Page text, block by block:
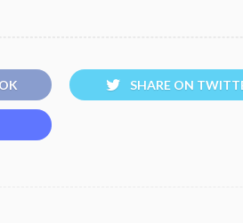
SHARE ON